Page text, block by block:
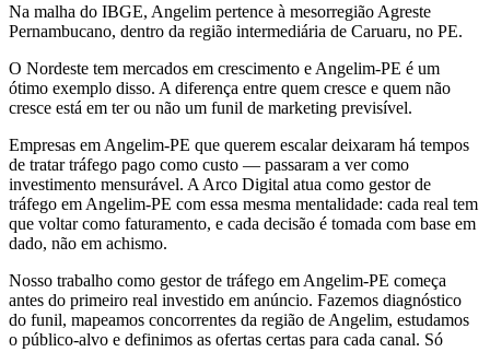
Na malha do IBGE, Angelim pertence à mesorregião Agreste
Pernambucano, dentro da região intermediária de Caruaru, no PE.
O Nordeste tem mercados em crescimento e Angelim-PE é um
ótimo exemplo disso. A diferença entre quem cresce e quem não
cresce está em ter ou não um funil de marketing previsível.
Empresas em Angelim-PE que querem escalar deixaram há tempos
de tratar tráfego pago como custo — passaram a ver como
investimento mensurável. A Arco Digital atua como gestor de
tráfego em Angelim-PE com essa mesma mentalidade: cada real tem
que voltar como faturamento, e cada decisão é tomada com base em
dado, não em achismo.
Nosso trabalho como gestor de tráfego em Angelim-PE começa
antes do primeiro real investido em anúncio. Fazemos diagnóstico
do funil, mapeamos concorrentes da região de Angelim, estudamos
o público-alvo e definimos as ofertas certas para cada canal. Só